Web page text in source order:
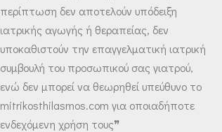
περίπτωση δεν αποτελούν υπόδειξη
ιατρικής αγωγής ή θεραπείας, δεν
υποκαθιστούν την επαγγελματική ιατρική
συμβουλή του προσωπικού σας γιατρού,
ενώ δεν μπορεί να θεωρηθεί υπεύθυνο το
mitrikosthilasmos.com για οποιαδήποτε
ενδεχόμενη χρήση τους❞